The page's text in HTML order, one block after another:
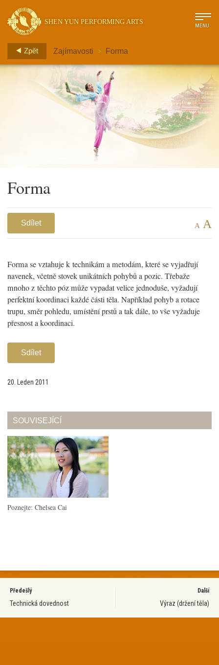
SHEN YUN PERFORMING ARTS
MENU
Zpět Zajímavosti > Forma
Forma
Sdílet A A
Forma se vztahuje k technikám a metodám, které se vyjadřují
navenek, včetně stovek unikátních pohybů a pozic. Třebaže
mnoho z těchto póz může vypadat velice jednoduše, vyžadují
perfektní koordinaci každé části těla. Například pohyb a rotace
trupu, směr pohledu, umístění prstů a tak dále, to vše vyžaduje
přesnost a koordinaci.
Sdílet
20. Leden 2011
SOUVISEJÍCÍ
Poznejte: Chelsea Cai
Předešlý
Technická dovednost
Další
Výraz (držení těla)